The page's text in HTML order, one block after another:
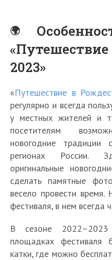
2023»
«Путешествие в
регулярно и всегда
у местных жителей и
посетителям
новогодние традиции
регионах России.
оригинальные
сделать памятные
весело провести
фестиваля, в нем всегда
В сезоне
площадках фестиваля
катки, где можно